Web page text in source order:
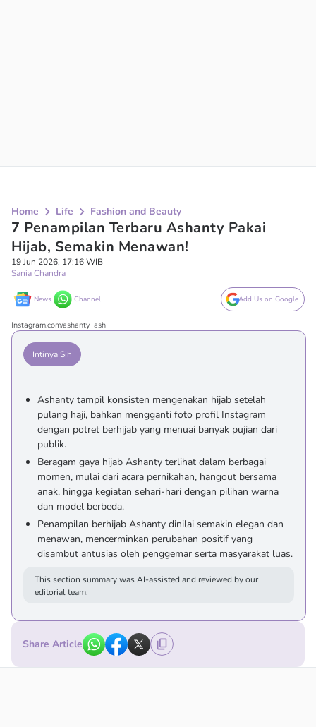
Home Life Fashion and Beauty
7 Penampilan Terbaru Ashanty Pakai
Hijab, Semakin Menawan!
19 Jun 2026, 17:16 WIB
Sania Chandra
News Channel Add Us on Google
Instagram.com/ashanty_ash
Intinya Sih
Ashanty tampil konsisten mengenakan hijab setelah
pulang haji, bahkan mengganti foto profil Instagram
dengan potret berhijab yang menuai banyak pujian dari
publik.
Beragam gaya hijab Ashanty terlihat dalam berbagai
momen, mulai dari acara pernikahan, hangout bersama
anak, hingga kegiatan sehari-hari dengan pilihan warna
dan model berbeda.
Penampilan berhijab Ashanty dinilai semakin elegan dan
menawan, mencerminkan perubahan positif yang
disambut antusias oleh penggemar serta masyarakat luas.
This section summary was AI-assisted and reviewed by our
editorial team.
Share Article